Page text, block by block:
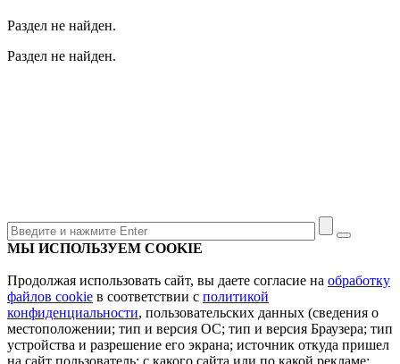
Раздел не найден.
Раздел не найден.
МЫ ИСПОЛЬЗУЕМ COOKIE
Продолжая использовать сайт, вы даете согласие на обработку
файлов cookie в соответствии с политикой
конфиденциальности, пользовательских данных (сведения о
местоположении; тип и версия ОС; тип и версия Браузера; тип
устройства и разрешение его экрана; источник откуда пришел